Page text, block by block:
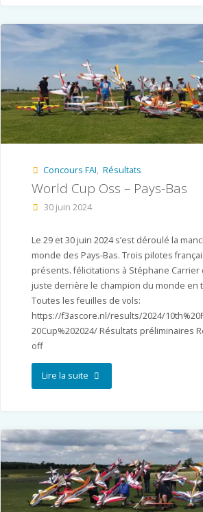
Belgique"
Concours FAI, Résultats
World Cup Oss – Pays-Bas
30 juin 2024
Le 29 et 30 juin 2024 s’est déroulé la
monde des Pays-Bas. Trois pilotes
présents. félicitations à Stéphane Carrier
juste derrière le champion du monde en
Toutes les feuilles de vols:
https://f3ascore.nl/results/2024/
20Cup%202024/ Résultats préliminaires
off
Lire la suite"World
–
Pays-
Bas"